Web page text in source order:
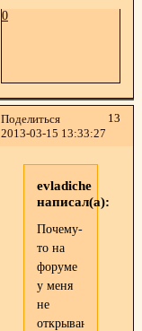
0
Поделиться
13
2013-03-15 13:33:27
evladiche
написал(а):
Почему-
то на
форуме
у меня
не
открываются